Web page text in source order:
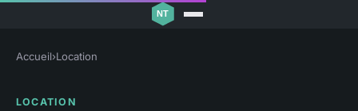
Accueil›Location
LOCATION